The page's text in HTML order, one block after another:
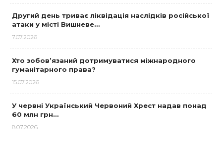
Другий день триває ліквідація наслідків російської
атаки у місті Вишневе…
7.07.2026
Хто зобов’язаний дотримуватися міжнародного
гуманітарного права?
15.07.2026
У червні Український Червоний Хрест надав понад
60 млн грн…
8.07.2026